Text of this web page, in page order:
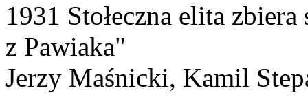
1931 Stołeczna elita
z Pawiaka"
Jerzy Maśnicki, Kamil